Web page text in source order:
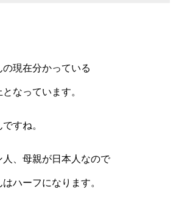
の現在分かっている
なっています。
すね。
、母親が日本人なので
ハーフになります。